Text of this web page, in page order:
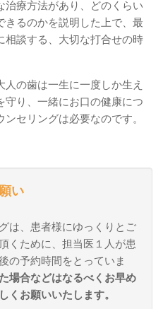
治療方法があり、どのくらい
きるのかを説明した上で、最
相談する、大切な打合せの時
の歯は一生に一度しか生え
守り、一緒にお口の健康につ
セリングは必要なのです。
い
は、患者様にゆっくりとご
くために、担当医１人が患
の予約時間をとっていま
場合などはなるべくお早め
くお願いいたします。